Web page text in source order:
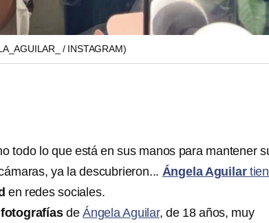
/ INSTAGRAM)
todo lo que está en sus manos para mantener
ya la descubrieron... Ángela Aguilar
en redes sociales.
fotografíasdeÁngela Aguilar, de 18 años, muy